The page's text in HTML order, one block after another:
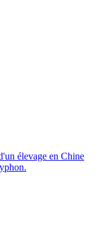
élevage en Chine